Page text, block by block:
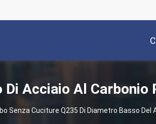
述
Di Acciaio Al Carbonio
Senza Cuciture Q235 Di Diametro Basso Del